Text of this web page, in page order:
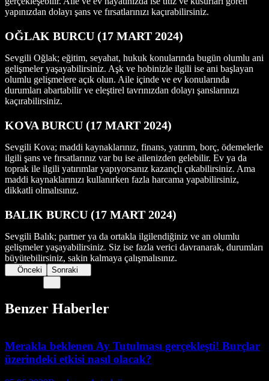
yapınızdan dolayı şans ve fırsatlarınızı kaçırabilirsiniz.
OĞLAK BURCU (17 MART 2024)
Sevgili Oğlak; eğitim, seyahat, hukuk konularında bugün olumlu ani
gelişmeler yaşayabilirsiniz. Aşk ve hobinizle ilgili ise ani başlayan
olumlu gelişmelere açık olun. Aile içinde ve ev konularında
durumları abartabilir ve eleştirel tavrınızdan dolayı şanslarınızı
kaçırabilirsiniz.
KOVA BURCU (17 MART 2024)
Sevgili Kova; maddi kaynaklarınız, finans, yatırım, borç, ödemelerle
ilgili şans ve fırsatlarınız var bu ise ailenizden gelebilir. Ev ya da
toprak ile ilgili yatırımlar yapıyorsanız kazançlı çıkabilirsiniz. Ama
maddi kaynaklarınızı kullanırken fazla harcama yapabilirsiniz,
dikkatli olmalısınız.
BALIK BURCU (17 MART 2024)
Sevgili Balık; partner ya da ortakla ilgilendiğiniz ve an olumlu
gelişmeler yaşayabilirsiniz. Siz ise fazla verici davranarak, durumları
büyütebilirsiniz, sakin kalmaya çalışmalısınız.
Önceki Sonraki
Benzer Haberler
Merakla beklenen Ay Tutulması gerçekleşti! Burçlar
üzerindeki etkisi nasıl olacak?